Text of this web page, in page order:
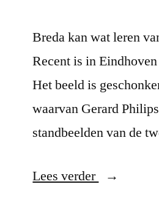
Breda kan wat leren
Recent is in
Het beeld is
waarvan Gerard
standbeelden van de
Lees verder